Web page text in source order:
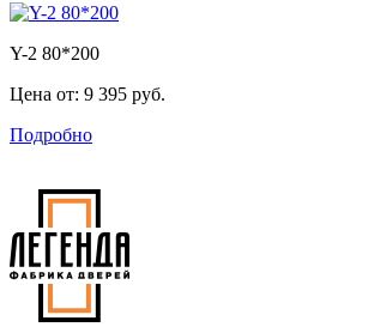
Y-2 80*200
Цена от: 9 395 руб.
Подробно